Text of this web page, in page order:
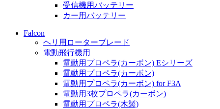
受信機用バッテリー
カー用バッテリー
Falcon
ヘリ用ローターブレード
電動飛行機用
電動用プロペラ(カーボン) Eシリーズ
電動用プロペラ(カーボン)
電動用プロペラ(カーボン) for F3A
電動用3枚プロペラ(カーボン)
電動用プロペラ(木製)